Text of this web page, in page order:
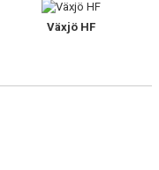
Växjö HF